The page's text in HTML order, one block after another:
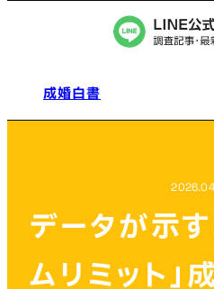
成婚白書
データが示す
ムリミット」